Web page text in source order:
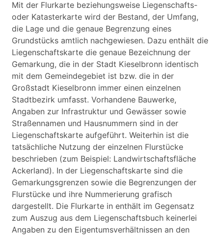
Mit der Flurkarte beziehungsweise Liegenschafts-
oder Katasterkarte wird der Bestand, der Umfang,
die Lage und die genaue Begrenzung eines
Grundstücks amtlich nachgewiesen. Dazu enthält die
Liegenschaftskarte die genaue Bezeichnung der
Gemarkung, die in der Stadt Kieselbronn identisch
mit dem Gemeindegebiet ist bzw. die in der
Großstadt Kieselbronn immer einen einzelnen
Stadtbezirk umfasst. Vorhandene Bauwerke,
Angaben zur Infrastruktur und Gewässer sowie
Straßennamen und Hausnummern sind in der
Liegenschaftskarte aufgeführt. Weiterhin ist die
tatsächliche Nutzung der einzelnen Flurstücke
beschrieben (zum Beispiel: Landwirtschaftsfläche
Ackerland). In der Liegenschaftskarte sind die
Gemarkungsgrenzen sowie die Begrenzungen der
Flurstücke und ihre Nummerierung grafisch
dargestellt. Die Flurkarte in enthält im Gegensatz
zum Auszug aus dem Liegenschaftsbuch keinerlei
Angaben zu den Eigentumsverhältnissen an den